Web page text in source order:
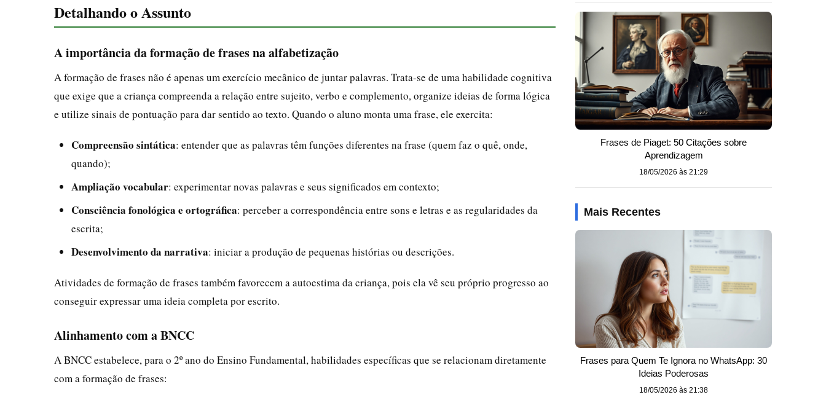
Detalhando o Assunto
A importância da formação de frases na alfabetização
A formação de frases não é apenas um exercício mecânico de juntar palavras. Trata-se de uma habilidade cognitiva
que exige que a criança compreenda a relação entre sujeito, verbo e complemento, organize ideias de forma lógica
e utilize sinais de pontuação para dar sentido ao texto. Quando o aluno monta uma frase, ele exercita:
Compreensão sintática: entender que as palavras têm funções diferentes na frase (quem faz o quê, onde,
quando);
Ampliação vocabular: experimentar novas palavras e seus significados em contexto;
Consciência fonológica e ortográfica: perceber a correspondência entre sons e letras e as regularidades da
escrita;
Desenvolvimento da narrativa: iniciar a produção de pequenas histórias ou descrições.
Atividades de formação de frases também favorecem a autoestima da criança, pois ela vê seu próprio progresso ao
conseguir expressar uma ideia completa por escrito.
Alinhamento com a BNCC
A BNCC estabelece, para o 2º ano do Ensino Fundamental, habilidades específicas que se relacionam diretamente
com a formação de frases:
Frases de Piaget: 50 Citações sobre
Aprendizagem
18/05/2026 às 21:29
Mais Recentes
Frases para Quem Te Ignora no WhatsApp: 30
Ideias Poderosas
18/05/2026 às 21:38